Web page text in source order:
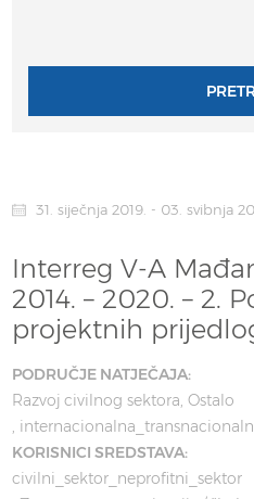
31. siječnja 2019. - 03. svibnja
Interreg V-A
2014. – 2020. – 2.
projektnih
PODRUČJE NATJEČAJA:
Razvoj civilnog sektora Ostalo
KORISNICI SREDSTAVA:
civilni_sektor_neprofitni_sektor